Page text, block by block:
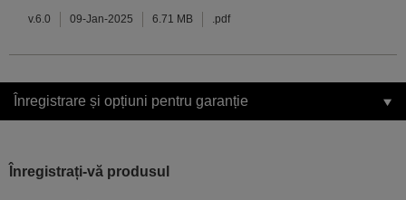
v.6.0 09-Jan-2025 6.71 MB .pdf
Înregistrare și opțiuni pentru garanție
Înregistrați-vă produsul